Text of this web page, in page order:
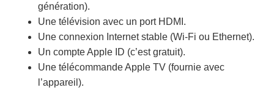
génération).
Une télévision avec un port HDMI.
Une connexion Internet stable (Wi-Fi ou Ethernet).
Un compte Apple ID (c’est gratuit).
Une télécommande Apple TV (fournie avec
l’appareil).